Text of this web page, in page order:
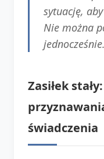
sytuację,
Nie można
jednocześnie.
Zasiłek
świadczenia